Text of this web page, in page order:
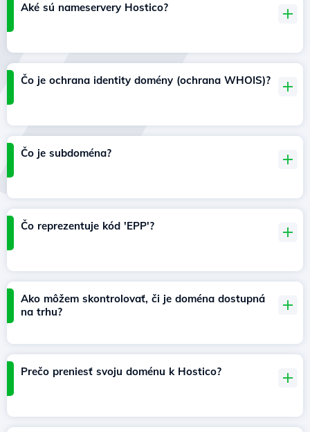
Aké sú nameservery Hostico?
Čo je ochrana identity domény (ochrana WHOIS)?
Čo je subdoména?
Čo reprezentuje kód 'EPP'?
Ako môžem skontrolovať, či je doména dostupná
na trhu?
Prečo preniesť svoju doménu k Hostico?